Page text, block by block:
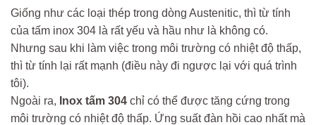
Giống như các loại thép trong dòng Austenitic, thì từ tính
của tấm inox 304 là rất yếu và hầu như là không có.
Nhưng sau khi làm việc trong môi trường có nhiệt độ thấp,
thì từ tính lại rất mạnh (điều này đi ngược lại với quá trình
tôi).
Ngoài ra, Inox tấm 304 chỉ có thể được tăng cứng trong
môi trường có nhiệt độ thấp. Ứng suất đàn hồi cao nhất mà